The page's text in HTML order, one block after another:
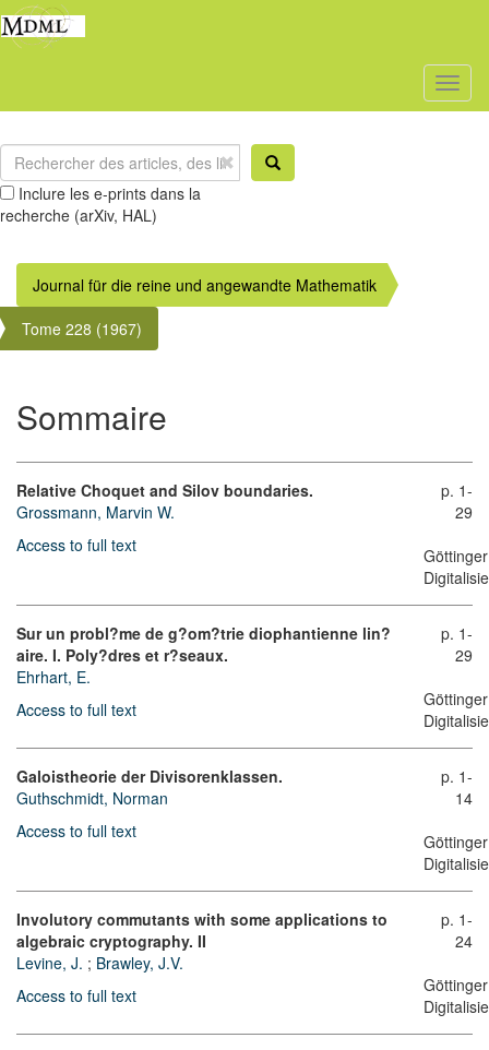
Inclure les e-prints dans la
recherche (arXiv, HAL)
Journal für die reine und angewandte Mathematik
Tome 228 (1967)
Sommaire
Relative Choquet and Silov boundaries.
Grossmann, Marvin W.
Access to full text
p. 1-
29
Göttinger
Sur un probl?me de g?om?trie diophantienne lin?
aire. I. Poly?dres et r?seaux.
Ehrhart, E.
Access to full text
p. 1-
29
Göttinger
Galoistheorie der Divisorenklassen.
Guthschmidt, Norman
Access to full text
p. 1-
14
Göttinger
Involutory commutants with some applications to
algebraic cryptography. II
Levine, J. ; Brawley, J.V.
Access to full text
p. 1-
24
Göttinger